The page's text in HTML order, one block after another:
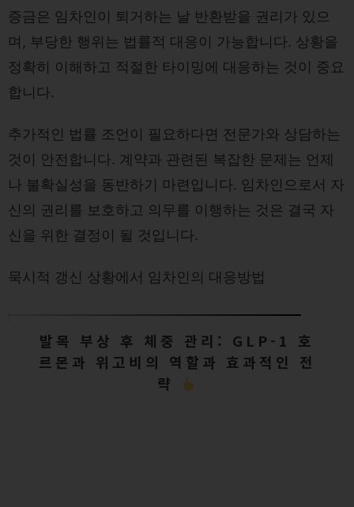
증금은 임차인이 퇴거하는 날 반환받을 권리가 있으
며, 부당한 행위는 법률적 대응이 가능합니다. 상황을
정확히 이해하고 적절한 타이밍에 대응하는 것이 중요
합니다.
추가적인 법률 조언이 필요하다면 전문가와 상담하는
것이 안전합니다. 계약과 관련된 복잡한 문제는 언제
나 불확실성을 동반하기 마련입니다. 임차인으로서 자
신의 권리를 보호하고 의무를 이행하는 것은 결국 자
신을 위한 결정이 될 것입니다.
묵시적 갱신 상황에서 임차인의 대응방법
발목 부상 후 체중 관리: GLP-1 호
르몬과 위고비의 역할과 효과적인 전
략